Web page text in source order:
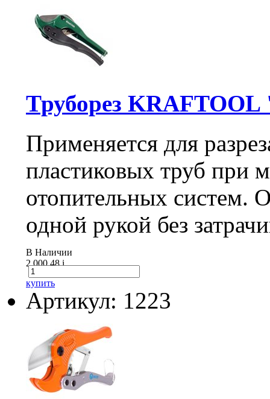
Труборез
Применяется для
пластиковых труб при
отопительных систем.
одной рукой без
В Наличии
2 000.48i
купить
Артикул: 1223